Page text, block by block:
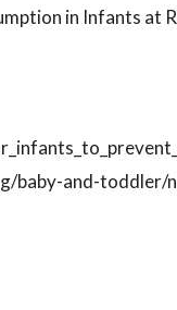
in Infants at
baby-and-toddler/